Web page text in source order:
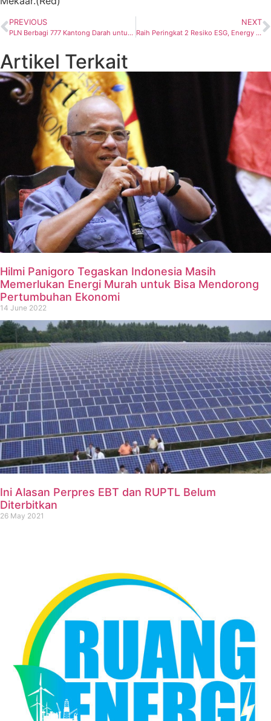
PREVIOUS
PLN Berbagi 777 Kantong Darah untuk Indonesia di Hari Listrik Nasional
NEXT
Raih Peringkat 2 Resiko ESG, Energy Watch Apresiasi Pertamina
Artikel Terkait
Hilmi Panigoro Tegaskan Indonesia Masih
Memerlukan Energi Murah untuk Bisa Mendorong
Pertumbuhan Ekonomi
14 June 2022
Ini Alasan Perpres EBT dan RUPTL Belum
Diterbitkan
26 May 2021